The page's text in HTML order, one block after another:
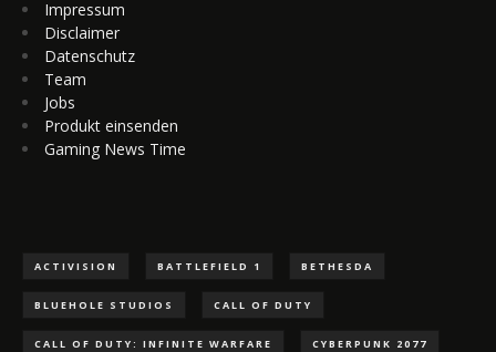
Impressum
Disclaimer
Datenschutz
Team
Jobs
Produkt einsenden
Gaming News Time
ACTIVISION BATTLEFIELD 1 BETHESDA
BLUEHOLE STUDIOS CALL OF DUTY
CALL OF DUTY: INFINITE WARFARE CYBERPUNK 2077